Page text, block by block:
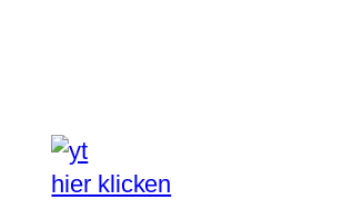
hier klicken